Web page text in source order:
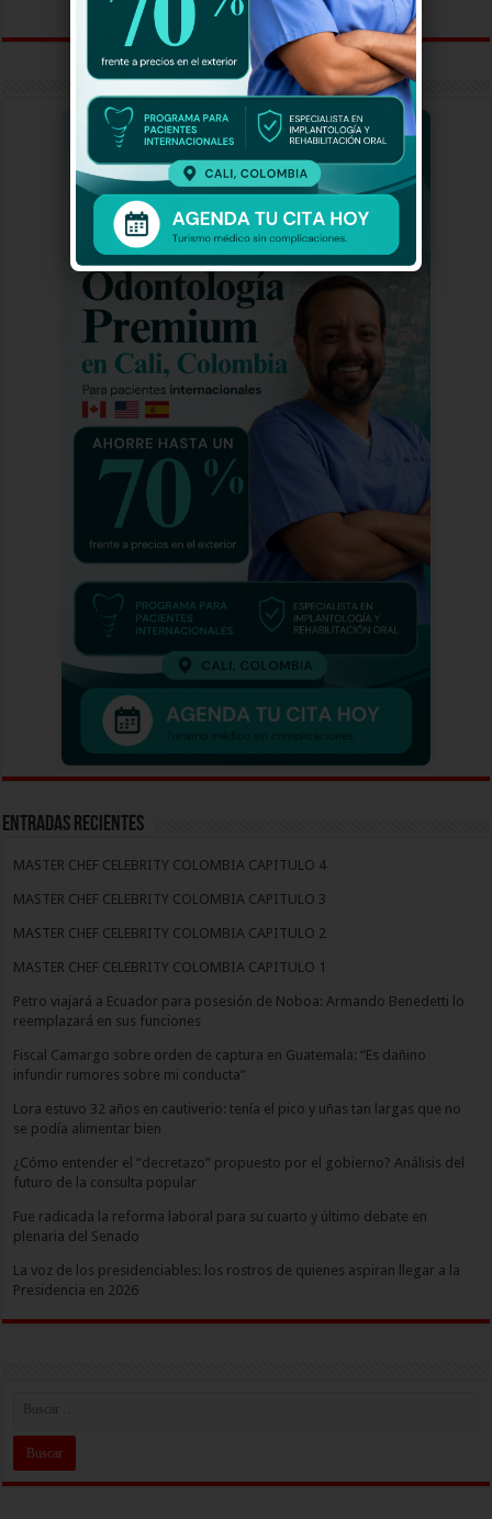
Entradas recientes
MASTER CHEF CELEBRITY COLOMBIA CAPITULO 4
MASTER CHEF CELEBRITY COLOMBIA CAPITULO 3
MASTER CHEF CELEBRITY COLOMBIA CAPITULO 2
MASTER CHEF CELEBRITY COLOMBIA CAPITULO 1
Petro viajará a Ecuador para posesión de Noboa: Armando Benedetti lo
reemplazará en sus funciones
Fiscal Camargo sobre orden de captura en Guatemala: “Es dañino
infundir rumores sobre mi conducta”
Lora estuvo 32 años en cautiverio: tenía el pico y uñas tan largas que no
se podía alimentar bien
¿Cómo entender el “decretazo” propuesto por el gobierno? Análisis del
futuro de la consulta popular
Fue radicada la reforma laboral para su cuarto y último debate en
plenaria del Senado
La voz de los presidenciables: los rostros de quienes aspiran llegar a la
Presidencia en 2026